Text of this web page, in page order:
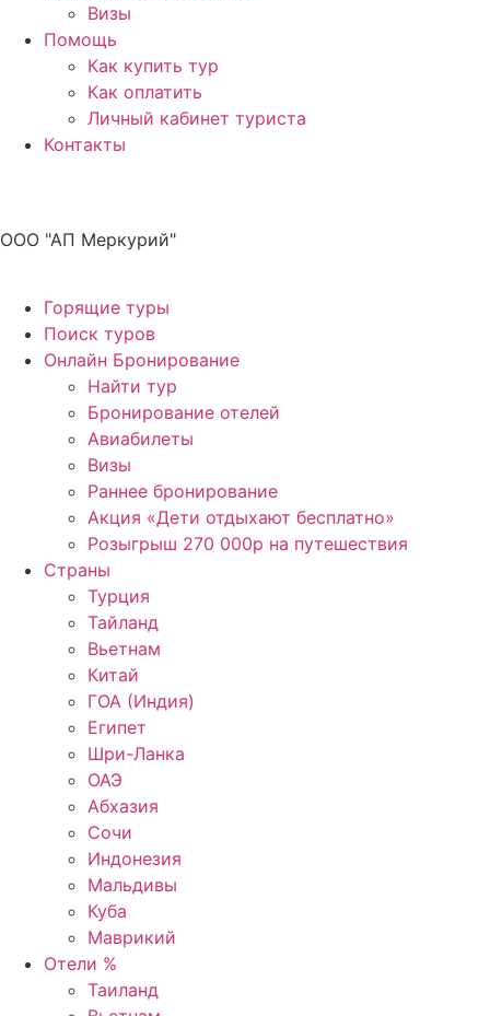
Визы
Помощь
Как купить тур
Как оплатить
Личный кабинет туриста
Контакты
ООО "АП Меркурий"
Горящие туры
Поиск туров
Онлайн Бронирование
Найти тур
Бронирование отелей
Авиабилеты
Визы
Раннее бронирование
Акция «Дети отдыхают бесплатно»
Розыгрыш 270 000р на путешествия
Страны
Турция
Тайланд
Вьетнам
Китай
ГОА (Индия)
Египет
Шри-Ланка
ОАЭ
Абхазия
Сочи
Индонезия
Мальдивы
Куба
Маврикий
Отели %
Таиланд